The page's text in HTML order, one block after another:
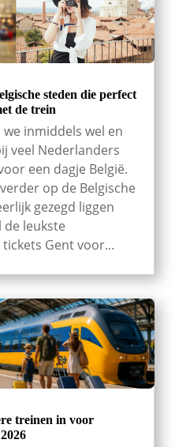
steden die perfect
de trein
inmiddels wel en
veel Nederlanders
een dagje België.
op de Belgische
gezegd liggen
de leukste
Gent voor...
treinen in voor